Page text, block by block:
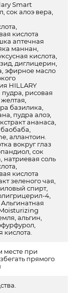
Smart
сок алоэ вера,
кислота
аптечная
маннан,
кислота,
диглицерин,
эфирное масло
HILLARY
пудра, рисовая
базилика,
пудра алоэ,
ананаса,
аллантоин.
вокруг глаз
сок
натриевая соль
кислота
зеленого чая,
спирт,
4,
альгин,
месте при
прямого